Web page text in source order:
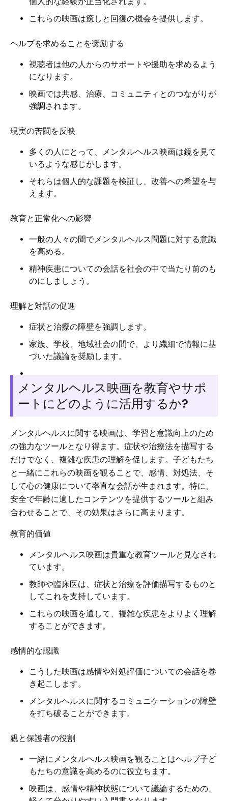
これらの映画は癒しと回復の機会を提供します。
ヘルプを求めることを奨励する
視聴者は他の人からのサポートや援助を求めるよう
になります。
映画では共感、治療、コミュニティとのつながりが
強調されます。
現実の苦闘を反映
多くの人にとって、メンタルヘルス映画は鏡を見て
いるような感じがします。
それらは個人的な課題を検証し、改善への希望を与
えます。
教育と正常化への影響
一般の人々の間でメンタルヘルス問題に対する意識
を高める。
精神疾患についての会話を社会の中で当たり前のも
のにしましょう。
理解と対話の促進
症状と治療の障壁を強調します。
家族、学校、地域社会の間で、より繊細で情報に基
づいた議論を奨励します。
メンタルヘルス映画を教育やサポ
ートにどのように活用するか?
メンタルヘルスに関する映画は、学習と意識向上のため
の強力なツールとなり得ます。症状や治療法を描写する
だけでなく、複雑な疾患の理解を促します。子どもたち
と一緒にこれらの映画を観ることで、感情、対処法、そ
して心の健康について率直な会話が生まれます。特に、
安全で年齢に適したコンテンツを提供するツールと組み
合わせることで、その効果はさらに高まります。
教育的価値
メンタルヘルス映画は貴重な教育ツールと見なされ
ています。
教師や臨床医は、症状と治療を評価描写するものと
してこれを支持しています。
これらの映画を通して、複雑な疾患をよりよく理解
することができます。
感情的な認識
こうした映画は感情や対処評価についての会話を巻
き起こします。
メンタルヘルスに関するコミュニケーションの障壁
を打ち破ることができます。
親と保護者の役割
一緒にメンタルヘルス映画を観ることはヘルプ子ど
もたちの意識を高めるのに役立ちます。
映画は、感情や精神状態について議論するための、